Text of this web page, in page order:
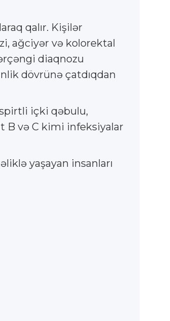
qalır. Kişilər
ağciyər və kolorektal
diaqnozu
dövrünə çatdıqdan
içki qəbulu,
B və C kimi infeksiyalar
yaşayan insanları